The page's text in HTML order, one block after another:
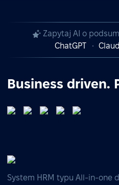
Zapytaj AI o
ChatGPT
Business driven.
System HRM typu All-in-one